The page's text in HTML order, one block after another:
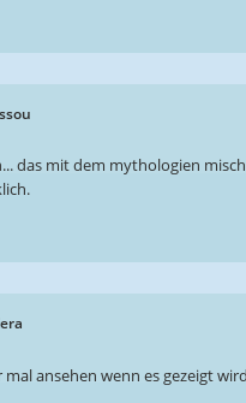
das mit dem mythologien
mal ansehen wenn es gezeigt